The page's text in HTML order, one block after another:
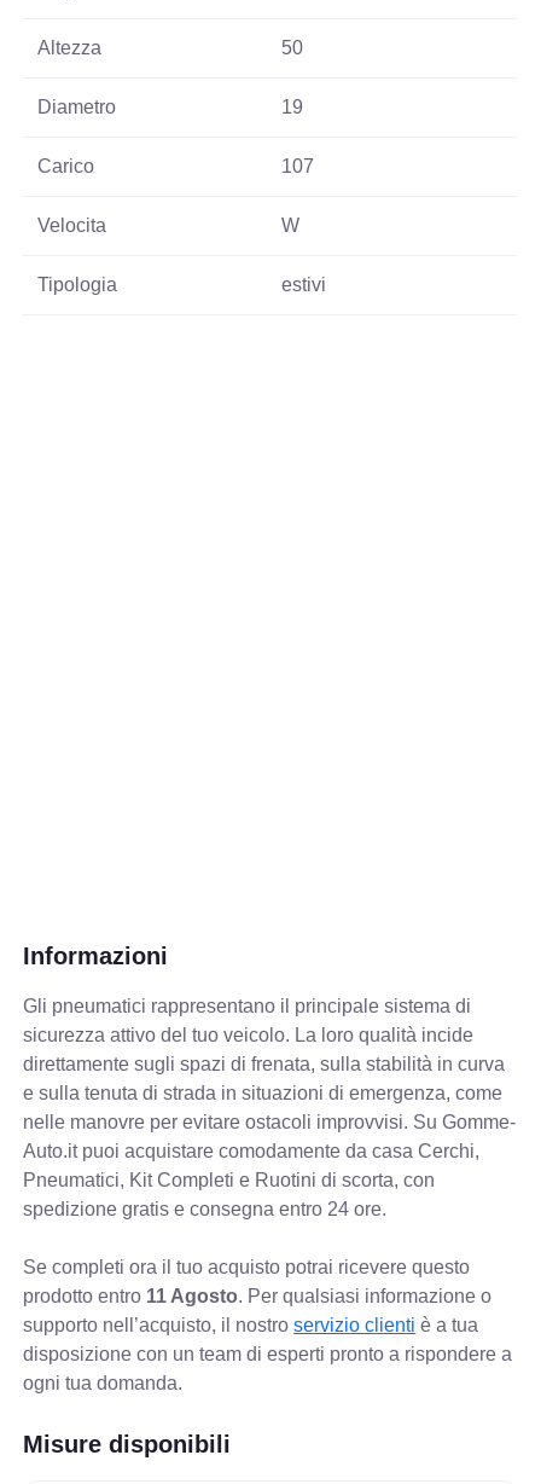
Altezza 50
Diametro 19
Carico 107
Velocita W
Tipologia estivi
Informazioni
Gli pneumatici rappresentano il principale sistema di
sicurezza attivo del tuo veicolo. La loro qualità incide
direttamente sugli spazi di frenata, sulla stabilità in curva
e sulla tenuta di strada in situazioni di emergenza, come
nelle manovre per evitare ostacoli improvvisi. Su Gomme-
Auto.it puoi acquistare comodamente da casa Cerchi,
Pneumatici, Kit Completi e Ruotini di scorta, con
spedizione gratis e consegna entro 24 ore.
Se completi ora il tuo acquisto potrai ricevere questo
prodotto entro 11 Agosto. Per qualsiasi informazione o
supporto nell’acquisto, il nostroservizio clienti è a tua
disposizione con un team di esperti pronto a rispondere a
ogni tua domanda.
Misure disponibili